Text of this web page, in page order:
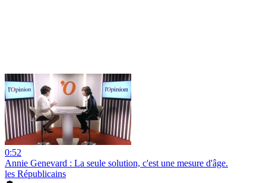
0:52
Annie Genevard : La seule solution, c'est une mesure d'âge.
les Républicains